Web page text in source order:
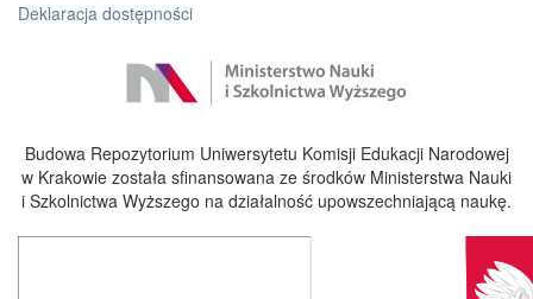
Deklaracja dostępności
Budowa Repozytorium Uniwersytetu Komisji Edukacji Narodowej
w Krakowie została sfinansowana ze środków Ministerstwa Nauki
i Szkolnictwa Wyższego na działalność upowszechniającą naukę.